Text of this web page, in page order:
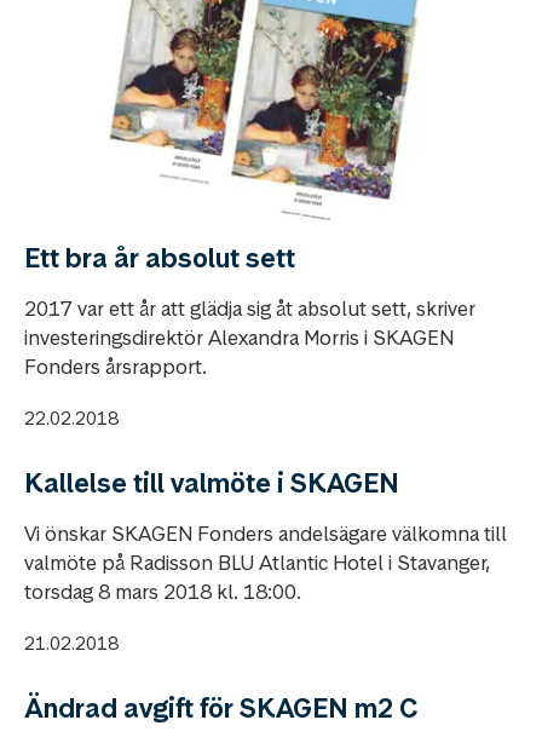
Ett bra år absolut sett
2017 var ett år att glädja sig åt absolut sett, skriver
investeringsdirektör Alexandra Morris i SKAGEN
Fonders årsrapport.
22.02.2018
Kallelse till valmöte i SKAGEN
Vi önskar SKAGEN Fonders andelsägare välkomna till
valmöte på Radisson BLU Atlantic Hotel i Stavanger,
torsdag 8 mars 2018 kl. 18:00.
21.02.2018
Ändrad avgift för SKAGEN m2 C